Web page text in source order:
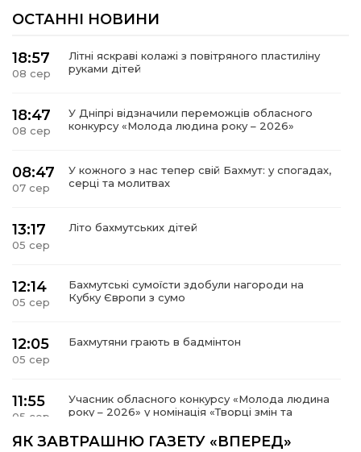
ОСТАННІ НОВИНИ
18:57
08 сер
Літні яскраві колажі з повітряного пластиліну
руками дітей
18:47
08 сер
У Дніпрі відзначили переможців обласного
конкурсу «Молода людина року – 2026»
08:47
07 сер
У кожного з нас тепер свій Бахмут: у спогадах,
серці та молитвах
13:17
05 сер
Літо бахмутських дітей
12:14
05 сер
Бахмутські сумоїсти здобули нагороди на
Кубку Європи з сумо
12:05
05 сер
Бахмутяни грають в бадмінтон
11:55
05 сер
Учасник обласного конкурсу «Молода людина
року – 2026» у номінація «Творці змін та
ЯК ЗАВТРАШНЮ ГАЗЕТУ «ВПЕРЕД»